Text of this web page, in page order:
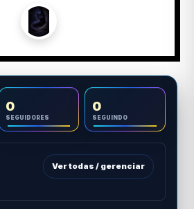
0
SEGUIDORES
0
SEGUINDO
Ver todas / gerenciar